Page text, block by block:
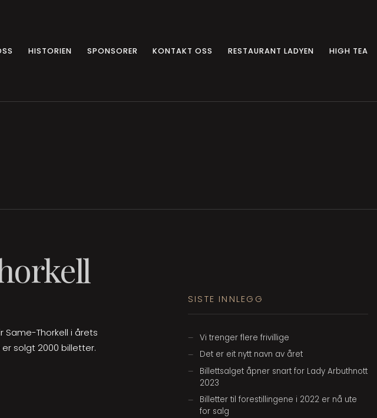
HISTORIEN SPONSORER KONTAKT OSS RESTAURANT LADYEN HIGH TEA
Same-Thorkell i årets
solgt 2000 billetter.
SISTE INNLEGG
Vi trenger flere frivillige
Det er eit nytt navn av året
Billettsalget åpner snart for Lady Arbuthnott
2023
Billetter til forestillingene i 2022 er nå ute
for salg